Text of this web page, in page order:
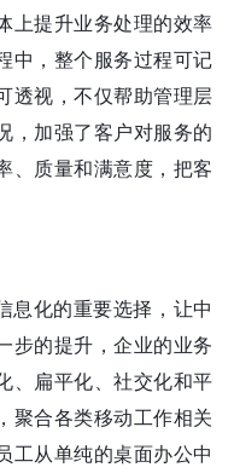
上提升业务处理的效率
中，整个服务过程可记
透视，不仅帮助管理层
，加强了客户对服务的
、质量和满意度，把客
息化的重要选择，让中
步的提升，企业的业务
、扁平化、社交化和平
聚合各类移动工作相关
工从单纯的桌面办公中